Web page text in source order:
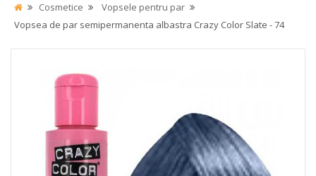
Cosmetice
Vopsele pentru par
Vopsea de par semipermanenta albastra Crazy Color Slate - 74